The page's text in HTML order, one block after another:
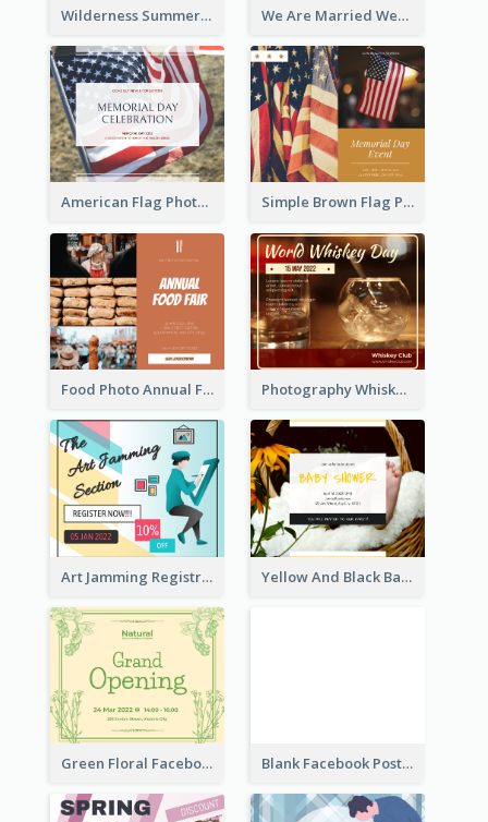
Wilderness Summer Camp Facebook Post We Are Married Wedding Facebook Post
American Flag Photo Memorial Day Celebration Facebook Post Simple Brown Flag Photo Memorial Day Facebook Post
Food Photo Annual Food Fair Invitation Facebook Post Photography Whiskey Day Facebook Post With Details
Art Jamming Registration Facebook Post Yellow And Black Baby Shower Facebook Post
Green Floral Facebook Post About Grand Opening Blank Facebook Post